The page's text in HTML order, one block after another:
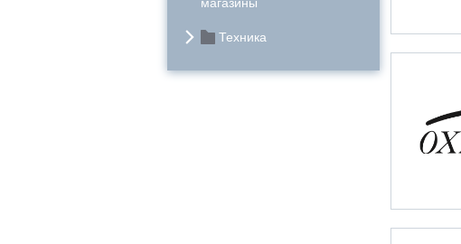
Техника